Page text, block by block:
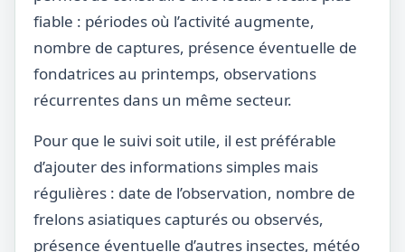
fiable : périodes où l’activité augmente,
nombre de captures, présence éventuelle de
fondatrices au printemps, observations
récurrentes dans un même secteur.
Pour que le suivi soit utile, il est préférable
d’ajouter des informations simples mais
régulières : date de l’observation, nombre de
frelons asiatiques capturés ou observés,
présence éventuelle d’autres insectes, météo